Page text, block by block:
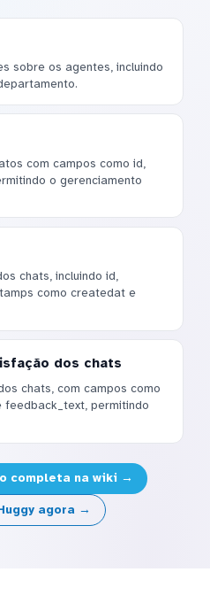
sobre os agentes, incluindo
com campos como id,
o gerenciamento
chats, incluindo id,
como createdat e
dos chats
chats, com campos como
permitindo
completa na wiki →
agora →